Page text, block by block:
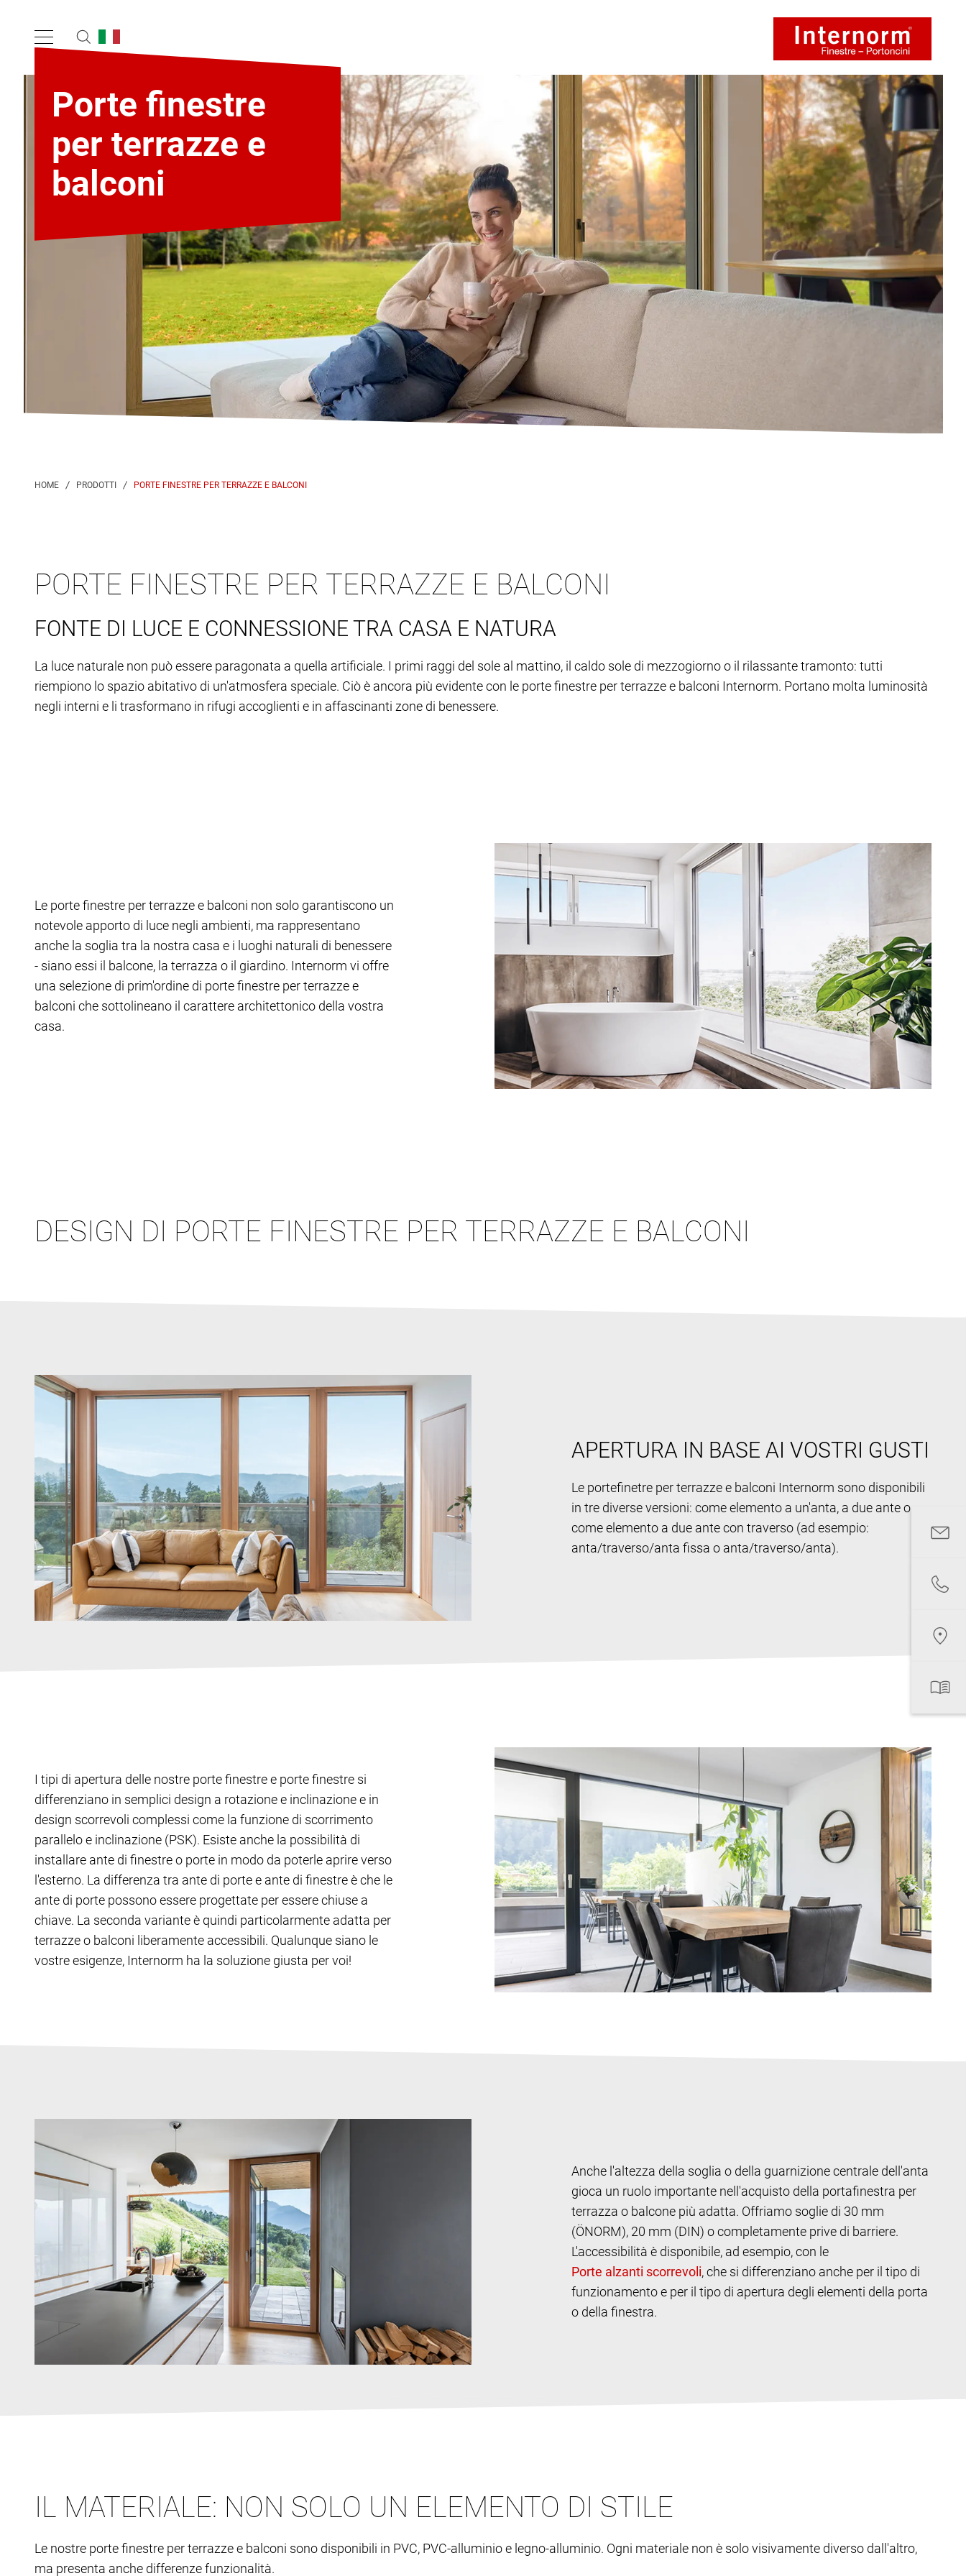
Porte finestre
per terrazze e
balconi
PORTE FINESTRE PER TERRAZZE E BALCONI
PORTE FINESTRE PER TERRAZZE E BALCONI
FONTE DI LUCE E CONNESSIONE TRA CASA E NATURA
La luce naturale non può essere paragonata a quella artificiale. I primi raggi del sole al mattino, il caldo sole di mezzogiorno o il rilassante tramonto: tutti
riempiono lo spazio abitativo di un'atmosfera speciale. Ciò è ancora più evidente con le porte finestre per terrazze e balconi Internorm. Portano molta luminosità
negli interni e li trasformano in rifugi accoglienti e in affascinanti zone di benessere.
Le porte finestre per terrazze e balconi non solo garantiscono un
notevole apporto di luce negli ambienti, ma rappresentano
anche la soglia tra la nostra casa e i luoghi naturali di benessere
- siano essi il balcone, la terrazza o il giardino. Internorm vi offre
una selezione di prim'ordine di porte finestre per terrazze e
balconi che sottolineano il carattere architettonico della vostra
casa.
DESIGN DI PORTE FINESTRE PER TERRAZZE E BALCONI
APERTURA IN BASE AI VOSTRI GUSTI
Le portefinetre per terrazze e balconi Internorm sono disponibili
in tre diverse versioni: come elemento a un'anta, a due ante o
come elemento a due ante con traverso (ad esempio:
anta/traverso/anta fissa o anta/traverso/anta).
I tipi di apertura delle nostre porte finestre e porte finestre si
differenziano in semplici design a rotazione e inclinazione e in
design scorrevoli complessi come la funzione di scorrimento
parallelo e inclinazione (PSK). Esiste anche la possibilità di
installare ante di finestre o porte in modo da poterle aprire verso
l'esterno. La differenza tra ante di porte e ante di finestre è che le
ante di porte possono essere progettate per essere chiuse a
chiave. La seconda variante è quindi particolarmente adatta per
terrazze o balconi liberamente accessibili. Qualunque siano le
vostre esigenze, Internorm ha la soluzione giusta per voi!
Anche l'altezza della soglia o della guarnizione centrale dell'anta
gioca un ruolo importante nell'acquisto della portafinestra per
terrazza o balcone più adatta. Offriamo soglie di 30 mm
(ÖNORM), 20 mm (DIN) o completamente prive di barriere.
L'accessibilità è disponibile, ad esempio, con le
, che si differenziano anche per il tipo di
funzionamento e per il tipo di apertura degli elementi della porta
o della finestra.
IL MATERIALE: NON SOLO UN ELEMENTO DI STILE
Le nostre porte finestre per terrazze e balconi sono disponibili in PVC, PVC-alluminio e legno-alluminio. Ogni materiale non è solo visivamente diverso dall'altro,
ma presenta anche differenze funzionalità.